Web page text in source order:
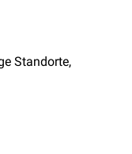
Standorte,